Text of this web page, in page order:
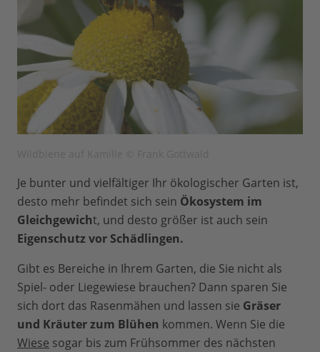
Je bunter und vielfältiger Ihr ökologischer Garten ist,
desto mehr befindet sich sein Ökosystem im
Gleichgewicht, und desto größer ist auch sein
Eigenschutz vor Schädlingen.
Gibt es Bereiche in Ihrem Garten, die Sie nicht als
Spiel- oder Liegewiese brauchen? Dann sparen Sie
sich dort das Rasenmähen und lassen sie Gräser
und Kräuter zum Blühen kommen. Wenn Sie die
Wiese sogar bis zum Frühsommer des nächsten